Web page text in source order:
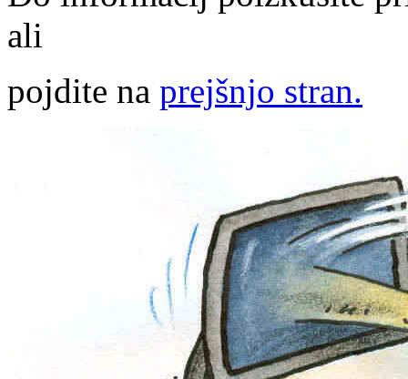
ali
pojdite na prejšnjo stran.